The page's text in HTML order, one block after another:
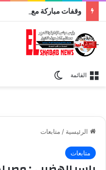
القائمة
الرئيسية / متابعات
متابعات